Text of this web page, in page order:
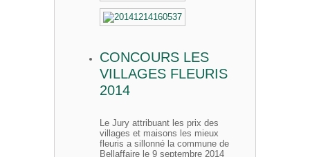
CONCOURS LES
VILLAGES FLEURIS
2014
Le Jury attribuant les prix des
villages et maisons les mieux
fleuris a sillonné la commune de
Bellaffaire le 9 septembre 2014